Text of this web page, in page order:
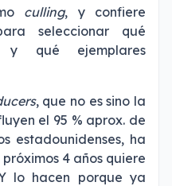
culling, y confiere
seleccionar qué
y qué ejemplares
, que no es sino la
el 95 % aprox. de
estadounidenses, ha
4 años quiere
lo hacen porque ya